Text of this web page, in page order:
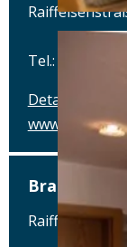
Tel.: Tel.:
Details
Brauerei